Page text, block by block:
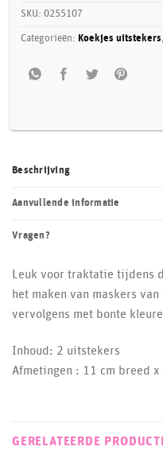
SKU:0255107
Categorieën: Koekjes uitstekers
Beschrijving
Aanvullende informatie
Vragen?
Leuk voor traktatie tijdens
het maken van maskers
vervolgens met bonte
Inhoud: 2 uitstekers
Afmetingen : 11 cm breed x
GERELATEERDE